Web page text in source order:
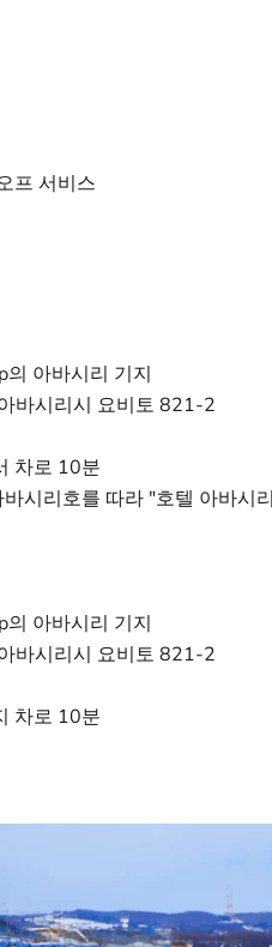
프 서비스
아바시리 기지
바시리시 요비토 821-2
차로 10분
시리호를 따라 "호텔 아바시
아바시리 기지
바시리시 요비토 821-2
차로 10분